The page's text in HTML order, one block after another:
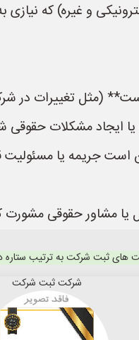
و غیره) که
(مثل تغییرات در
ایجاد مشکلات حقوقی
جریمه یا مسئولیت
یا مشاور حقوقی مشورت
های ثبت شرکت به ترتیب
شرکت ثبت شرکت